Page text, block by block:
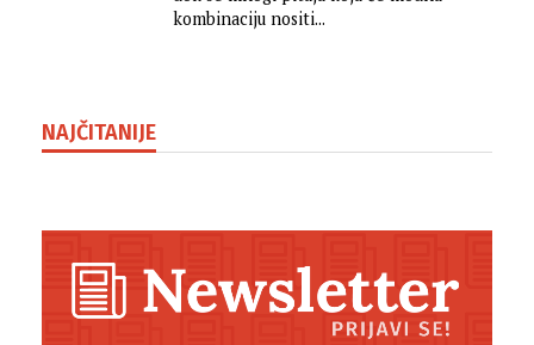
kombinaciju nositi...
NAJČITANIJE